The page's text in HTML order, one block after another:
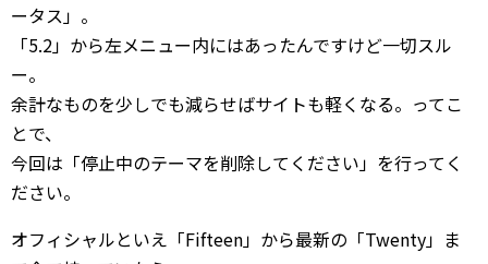
ータス」。
「5.2」から左メニュー内にはあったんですけど一切スル
ー。
余計なものを少しでも減らせばサイトも軽くなる。ってこ
とで、
今回は「停止中のテーマを削除してください」を行ってく
ださい。
オフィシャルといえ「Fifteen」から最新の「Twenty」ま